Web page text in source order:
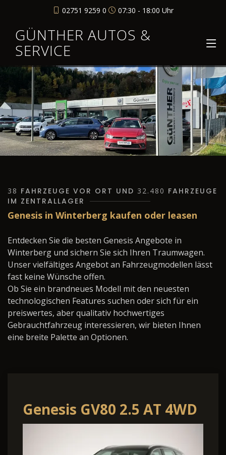
02751 9259 0 07:30 - 18:00 Uhr
GÜNTHER AUTOS &
SERVICE
38 FAHRZEUGE VOR ORT UND 32.480 FAHRZEUGE
IM ZENTRALLAGER
Genesis in Winterberg kaufen oder leasen
Entdecken Sie die besten Genesis Angebote in
Winterberg und sichern Sie sich Ihren Traumwagen.
Unser vielfältiges Angebot an Fahrzeugmodellen lässt
fast keine Wünsche offen.
Ob Sie ein brandneues Modell mit den neuesten
technologischen Features suchen oder sich für ein
preiswertes, aber qualitativ hochwertiges
Gebrauchtfahrzeug interessieren, wir bieten Ihnen
eine breite Palette an Optionen.
Genesis GV80 2.5 AT 4WD
Luxus Plus,